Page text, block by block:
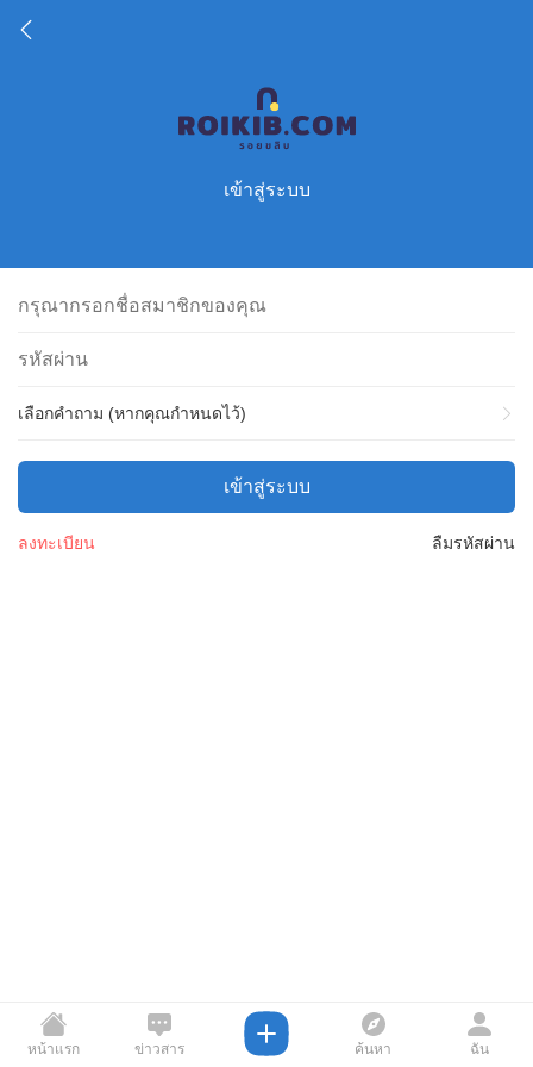
เข้าสู่ระบบ
เลือกคำถาม (หากคุณกำหนดไว้)
เข้าสู่ระบบ
ลืมรหัสผ่าน
ลงทะเบียน
หน้าแรก ข่าวสาร ค้นหา ฉัน